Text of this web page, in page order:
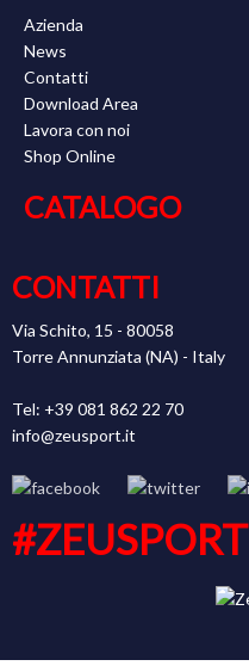
Azienda
News
Contatti
Download Area
Lavora con noi
Shop Online
CATALOGO
CONTATTI
Via Schito, 15 - 80058
Torre Annunziata (NA) - Italy
Tel: +39 081 862 22 70
info@zeusport.it
#ZEUSPORT